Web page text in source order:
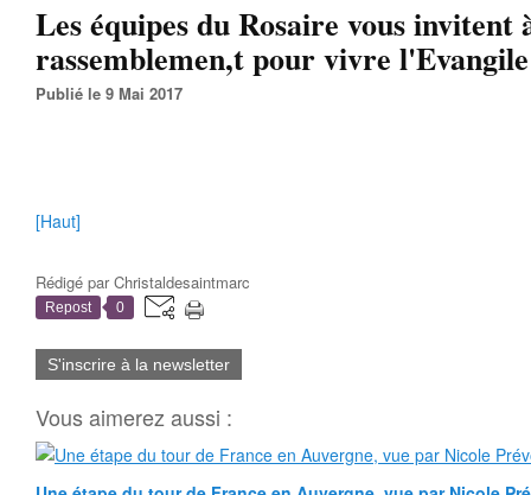
Les équipes du Rosaire vous invitent
rassemblemen,t pour vivre
Publié le 9 Mai 2017
[Haut]
Rédigé parChristaldesaintmarc
Repost 0
S'inscrire à la newsletter
Vous aimerez aussi :